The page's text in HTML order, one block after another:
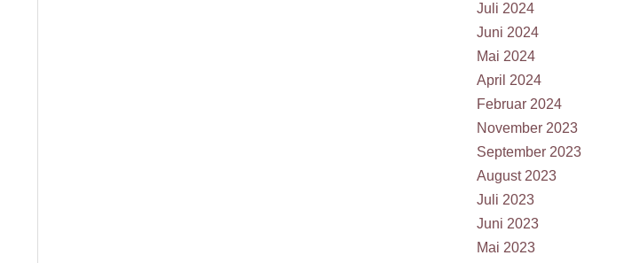
Juli 2024
Juni 2024
Mai 2024
April 2024
Februar 2024
November 2023
September 2023
August 2023
Juli 2023
Juni 2023
Mai 2023